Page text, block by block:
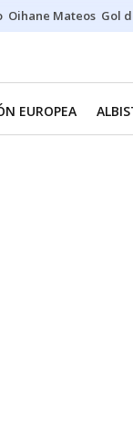
Oihane Mateos Gol
EUROPEA